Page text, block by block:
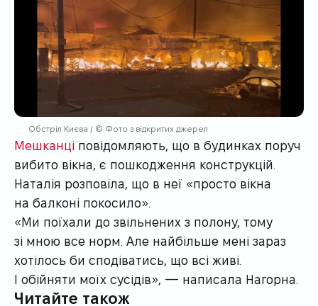
Обстріл Києва / © Фото з відкритих джерел
Мешканці повідомляють, що в будинках поруч
вибито вікна, є пошкодження конструкцій.
Наталія розповіла, що в неї «просто вікна
на балконі покосило».
«Ми поїхали до звільнених з полону, тому
зі мною все норм. Але найбільше мені зараз
хотілось би сподіватись, що всі живі.
І обійняти моїх сусідів», — написала Нагорна.
Читайте також